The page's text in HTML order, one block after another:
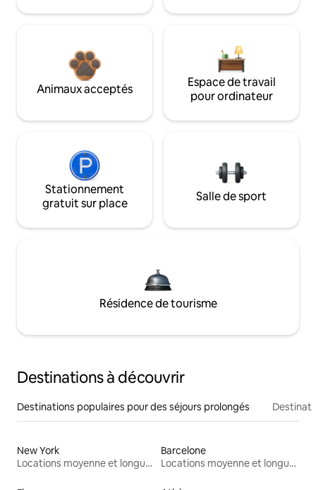
Animaux acceptés
Espace de travail
pour ordinateur
Stationnement
gratuit sur place
Salle de sport
Résidence de tourisme
Destinations à découvrir
Destinations populaires pour des séjours prolongés
New York
Locations moyenne et longue durée
Barcelone
Locations moyenne et longue durée